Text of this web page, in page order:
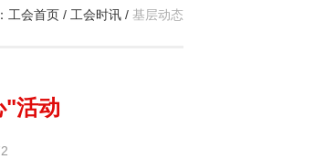
工会首页/ 工会时讯/ 基层动态
"活动